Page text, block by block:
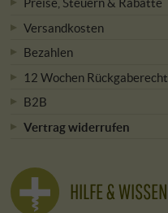
Versandkosten
Bezahlen
12 Wochen Rückgaberecht
B2B
Vertrag widerrufen
HILFE & WISSEN